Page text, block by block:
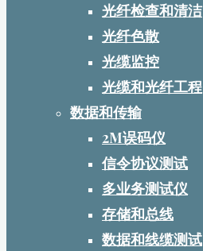
光纤检查和清洁
光纤色散
光缆监控
光缆和光纤工程
数据和传输
2M误码仪
信令协议测试
多业务测试仪
存储和总线
数据和线缆测试